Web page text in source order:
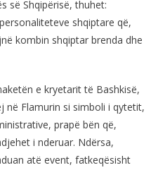
së Shqipërisë, thuhet:
shqiptare që,
kombin shqiptar brenda dhe
e kryetarit të Bashkisë,
në Flamurin si simboli i qytetit,
prapë bën që,
i nderuar. Ndërsa,
atë event, fatkeqësisht